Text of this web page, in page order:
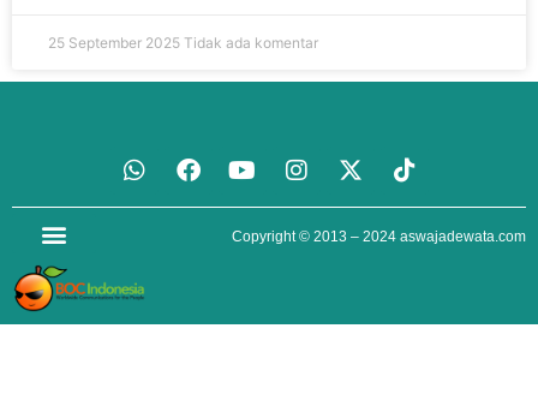
25 September 2025 Tidak ada komentar
Copyright © 2013 – 2024 aswajadewata.com